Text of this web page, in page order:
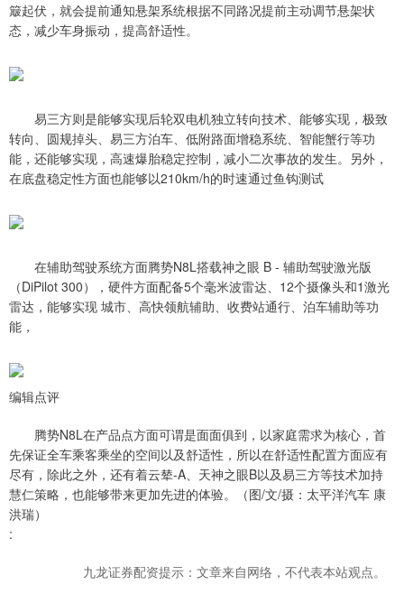
簸起伏，就会提前通知悬架系统根据不同路况提前主动调节悬架状
态，减少车身振动，提高舒适性。
易三方则是能够实现后轮双电机独立转向技术、能够实现，极致
转向、圆规掉头、易三方泊车、低附路面增稳系统、智能蟹行等功
能，还能够实现，高速爆胎稳定控制，减小二次事故的发生。另外，
在底盘稳定性方面也能够以210km/h的时速通过鱼钩测试
在辅助驾驶系统方面腾势N8L搭载神之眼 B - 辅助驾驶激光版
（DiPilot 300），硬件方面配备5个毫米波雷达、12个摄像头和1激光
雷达，能够实现 城市、高快领航辅助、收费站通行、泊车辅助等功
能，
编辑点评
腾势N8L在产品点方面可谓是面面俱到，以家庭需求为核心，首
先保证全车乘客乘坐的空间以及舒适性，所以在舒适性配置方面应有
尽有，除此之外，还有着云辇-A、天神之眼B以及易三方等技术加持
慧仁策略，也能够带来更加先进的体验。（图/文/摄：太平洋汽车 康
洪瑞）
:
九龙证券配资提示：文章来自网络，不代表本站观点。